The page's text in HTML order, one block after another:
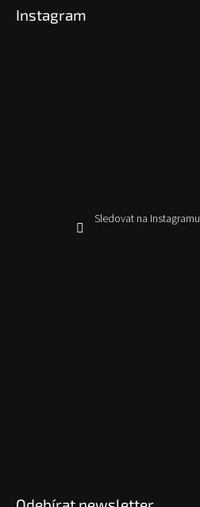
Instagram
Sledovat na Instagramu